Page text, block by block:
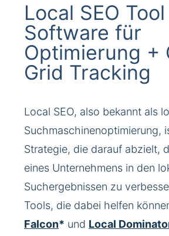
Local SEO Tool
Software für
Optimierung +
Grid Tracking
Local SEO, also bekannt als
Suchmaschinenoptimierung,
Strategie, die darauf abzielt,
eines Unternehmens in den
Suchergebnissen zu
Tools, die dabei helfen
Falcon* und Local